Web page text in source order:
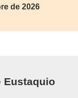
de 2026
Eustaquio